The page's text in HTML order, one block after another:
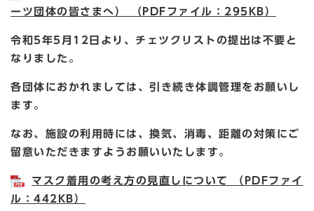
ーツ団体の皆さまへ） （PDFファイル：295KB）
令和5年5月12日より、チェツクリストの提出は不要と
なりました。
各団体におかれましては、引き続き体調管理をお願いし
ます。
なお、施設の利用時には、換気、消毒、距離の対策にご
留意いただきますようお願いいたします。
マスク着用の考え方の見直しについて （PDFファイ
ル：442KB）